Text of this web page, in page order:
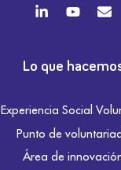
Lo que
Experiencia Social
Punto de
Área de